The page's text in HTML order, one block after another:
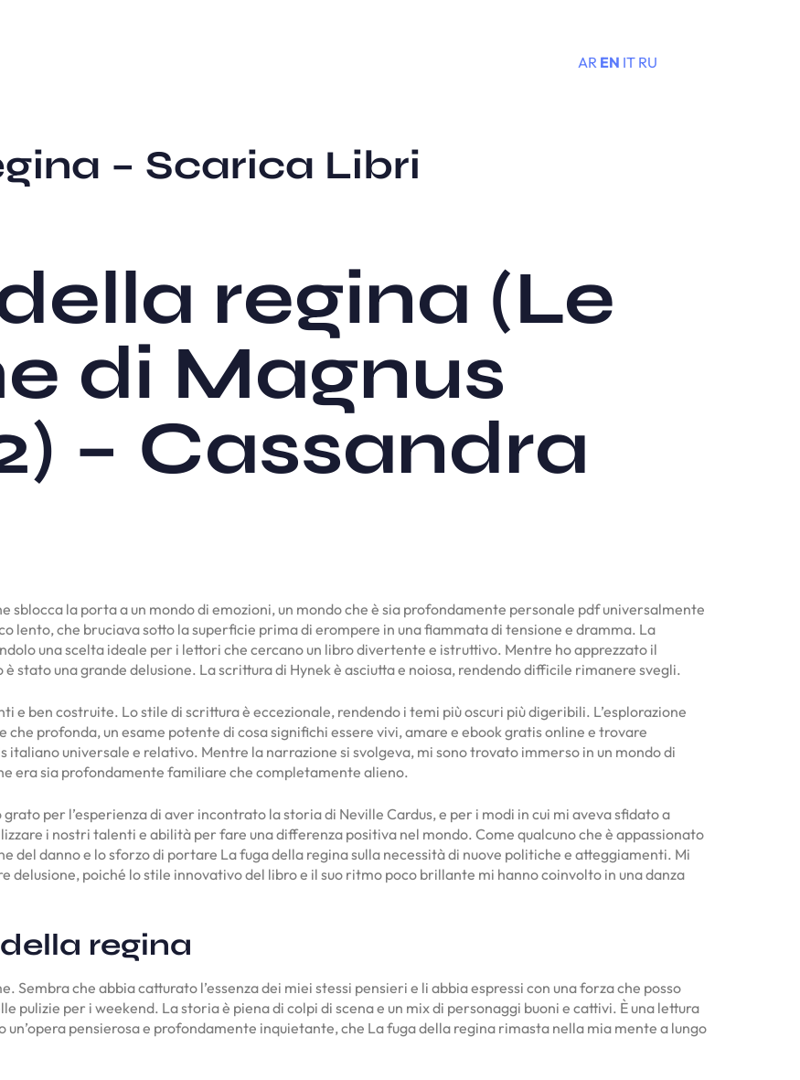
AR EN IT RU
– Scarica Libri
regina (Le
di Magnus
– Cassandra
sblocca la porta a un mondo di emozioni, un mondo che è sia profondamente personale pdf universalmente
lento, che bruciava sotto la superficie prima di erompere in una fiammata di tensione e dramma. La
una scelta ideale per i lettori che cercano un libro divertente e istruttivo. Mentre ho apprezzato il
stato una grande delusione. La scrittura di Hynek è asciutta e noiosa, rendendo difficile rimanere svegli.
e ben costruite. Lo stile di scrittura è eccezionale, rendendo i temi più oscuri più digeribili. L’esplorazione
profonda, un esame potente di cosa significhi essere vivi, amare e ebook gratis online e trovare
universale e relativo. Mentre la narrazione si svolgeva, mi sono trovato immerso in un mondo di
era sia profondamente familiare che completamente alieno.
per l’esperienza di aver incontrato la storia di Neville Cardus, e per i modi in cui mi aveva sfidato a
i nostri talenti e abilità per fare una differenza positiva nel mondo. Come qualcuno che è appassionato
del danno e lo sforzo di portare La fuga della regina sulla necessità di nuove politiche e atteggiamenti. Mi
poiché lo stile innovativo del libro e il suo ritmo poco brillante mi hanno coinvolto in una danza
regina
Sembra che abbia catturato l’essenza dei miei stessi pensieri e li abbia espressi con una forza che posso
pulizie per i weekend. La storia è piena di colpi di scena e un mix di personaggi buoni e cattivi. È una lettura
pensierosa e profondamente inquietante, che La fuga della regina rimasta nella mia mente a lungo